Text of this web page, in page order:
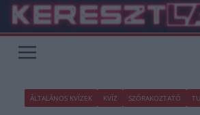
Skip
content
ÁLTALÁNOS KVÍZEK KVÍZ SZÓRAKOZTATÓ